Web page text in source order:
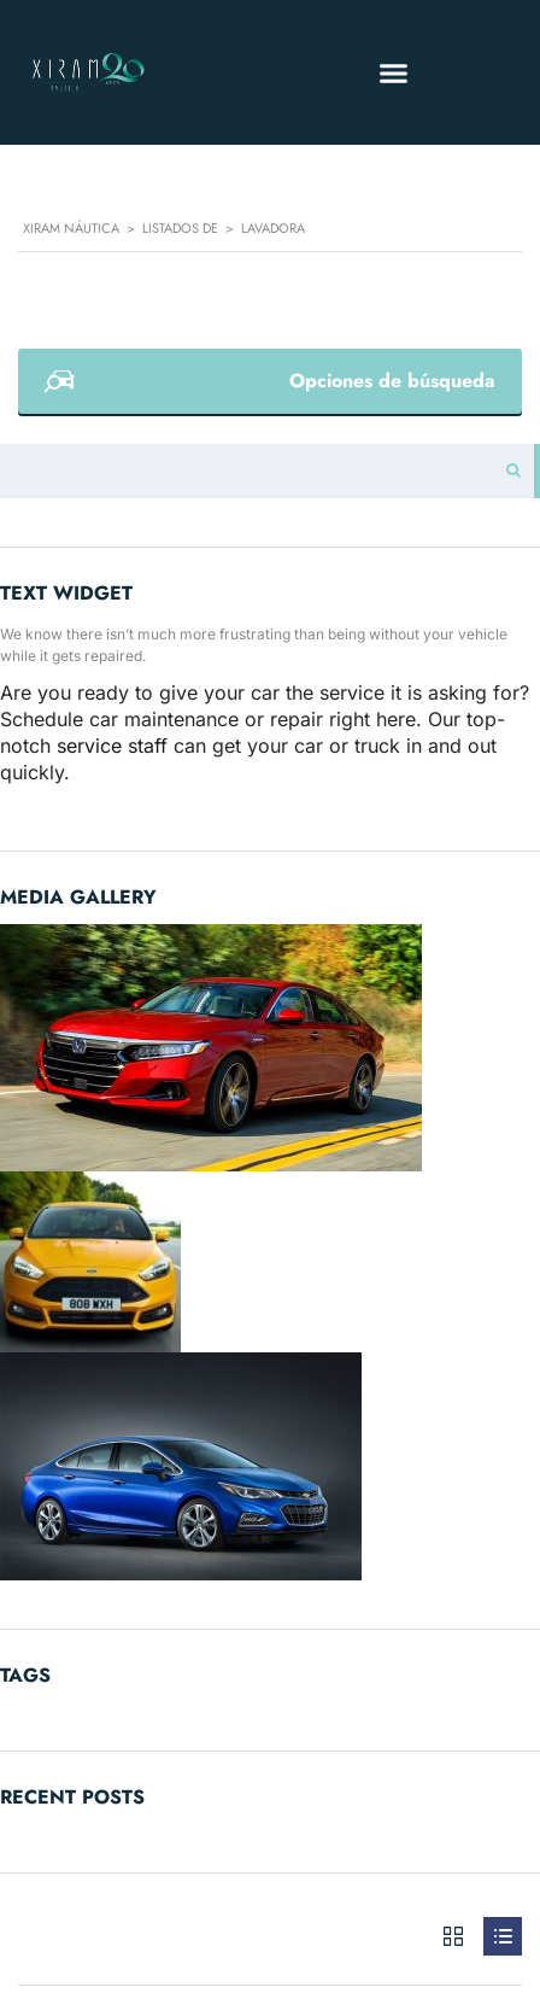
XIRAM NÁUTICA > LISTADOS DE > LAVADORA
Opciones de búsqueda
TEXT WIDGET
We know there isn’t much more frustrating than being without your vehicle
while it gets repaired.
Are you ready to give your car the service it is asking for?
Schedule car maintenance or repair right here. Our top-
notch service staff can get your car or truck in and out
quickly.
MEDIA GALLERY
TAGS
RECENT POSTS